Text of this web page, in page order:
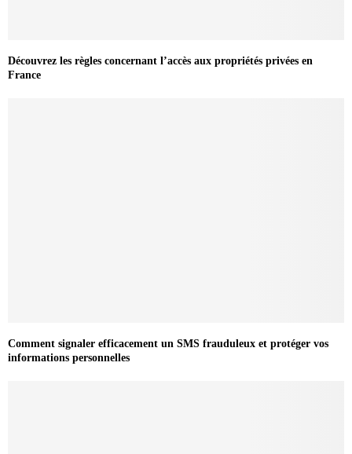
Découvrez les règles concernant l’accès aux propriétés privées en
France
Comment signaler efficacement un SMS frauduleux et protéger vos
informations personnelles